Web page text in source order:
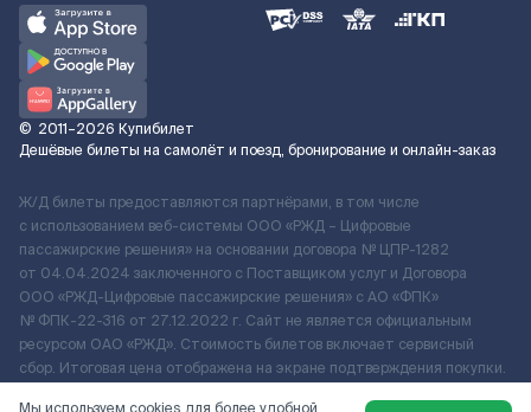
© 2011–2026 Купибилет
Дешёвые билеты на самолёт и поезд, бронирование и онлайн-заказ
Ж/Д билеты предоставляются партнёрами, в том числе
с использованием веб-системы ООО «РЖД – Цифровые
пассажирские решения» на основании договора № ЦПР-1282
от 04.04.2024 заключенного с Поставщиком услуг и Договора
ООО «РЖД-Цифровые пассажирские решения» c АО «ФПК»
№ ФПК-22-316 от 27.12.2022 г. Сайт не является официальным
ресурсом ОАО «РЖД». Стоимость билетов включает сервисный
сбор. Итоговая цена отображена на экране подтверждения покупки.